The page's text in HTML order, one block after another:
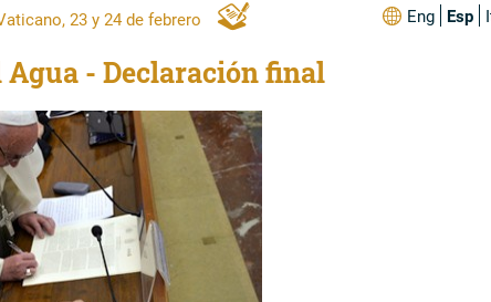
23 y 24 de febrero Eng Esp
- Declaración final